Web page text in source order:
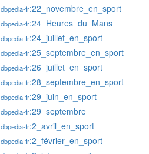
dbpedia-fr:22_novembre_en_sport
dbpedia-fr:24_Heures_du_Mans
dbpedia-fr:24_juillet_en_sport
dbpedia-fr:25_septembre_en_sport
dbpedia-fr:26_juillet_en_sport
dbpedia-fr:28_septembre_en_sport
dbpedia-fr:29_juin_en_sport
dbpedia-fr:29_septembre
dbpedia-fr:2_avril_en_sport
dbpedia-fr:2_février_en_sport